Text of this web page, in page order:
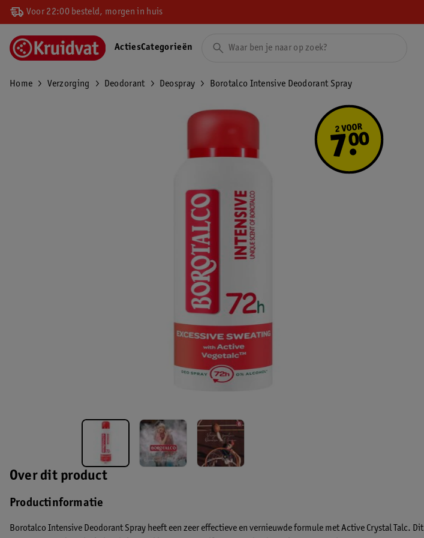
Voor 22:00 besteld, morgen in huis
ActiesCategorieën
Home Verzorging Deodorant Deospray Borotalco Intensive Deodorant Spray
Over dit product
Productinformatie
Borotalco Intensive Deodorant Spray heeft een zeer effectieve en vernieuwde formule met Active Crystal Talc. Dit